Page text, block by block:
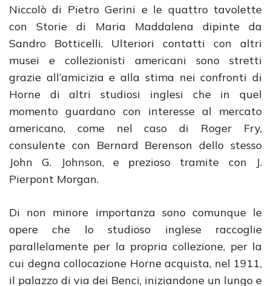
Niccolò di Pietro Gerini e le quattro tavolette
con Storie di Maria Maddalena dipinte da
Sandro Botticelli. Ulteriori contatti con altri
musei e collezionisti americani sono stretti
grazie all’amicizia e alla stima nei confronti di
Horne di altri studiosi inglesi che in quel
momento guardano con interesse al mercato
americano, come nel caso di Roger Fry,
consulente con Bernard Berenson dello stesso
John G. Johnson, e prezioso tramite con J.
Pierpont Morgan.
Di non minore importanza sono comunque le
opere che lo studioso inglese raccoglie
parallelamente per la propria collezione, per la
cui degna collocazione Horne acquista, nel 1911,
il palazzo di via dei Benci, iniziandone un lungo e